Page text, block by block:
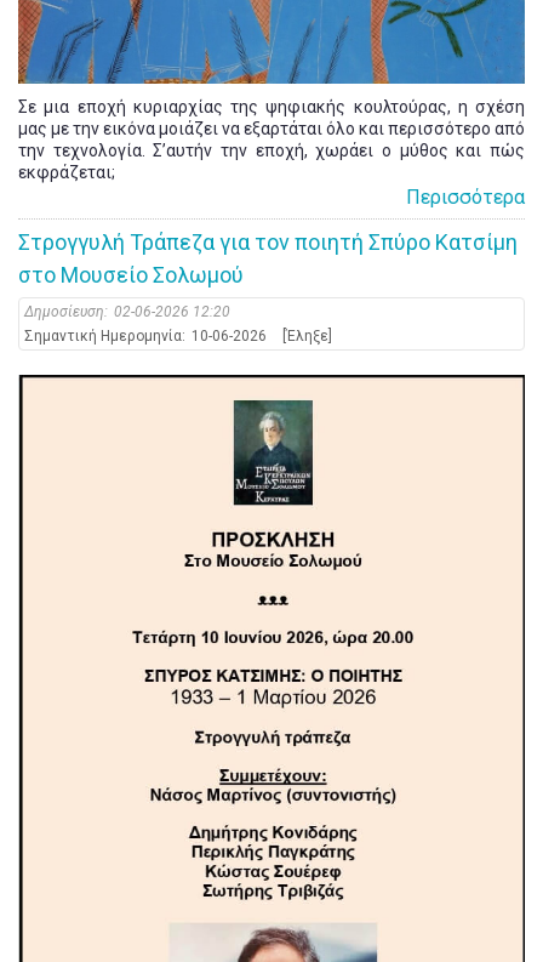
Σε μια εποχή κυριαρχίας της ψηφιακής κουλτούρας, η σχέση
μας με την εικόνα μοιάζει να εξαρτάται όλο και περισσότερο από
την τεχνολογία. Σ’αυτήν την εποχή, χωράει ο μύθος και πώς
εκφράζεται;
Περισσότερα
Στρογγυλή Τράπεζα για τον ποιητή Σπύρο Κατσίμη
στο Μουσείο Σολωμού
Δημοσίευση: 02-06-2026 12:20
Σημαντική Ημερομηνία: 10-06-2026 [Έληξε]